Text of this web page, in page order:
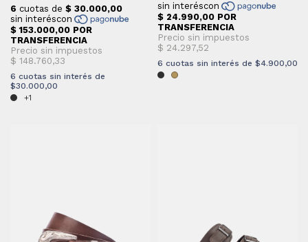
6 cuotas sin interés de
$30.000,00
+1
6 cuotas sin interés de $4.900,00